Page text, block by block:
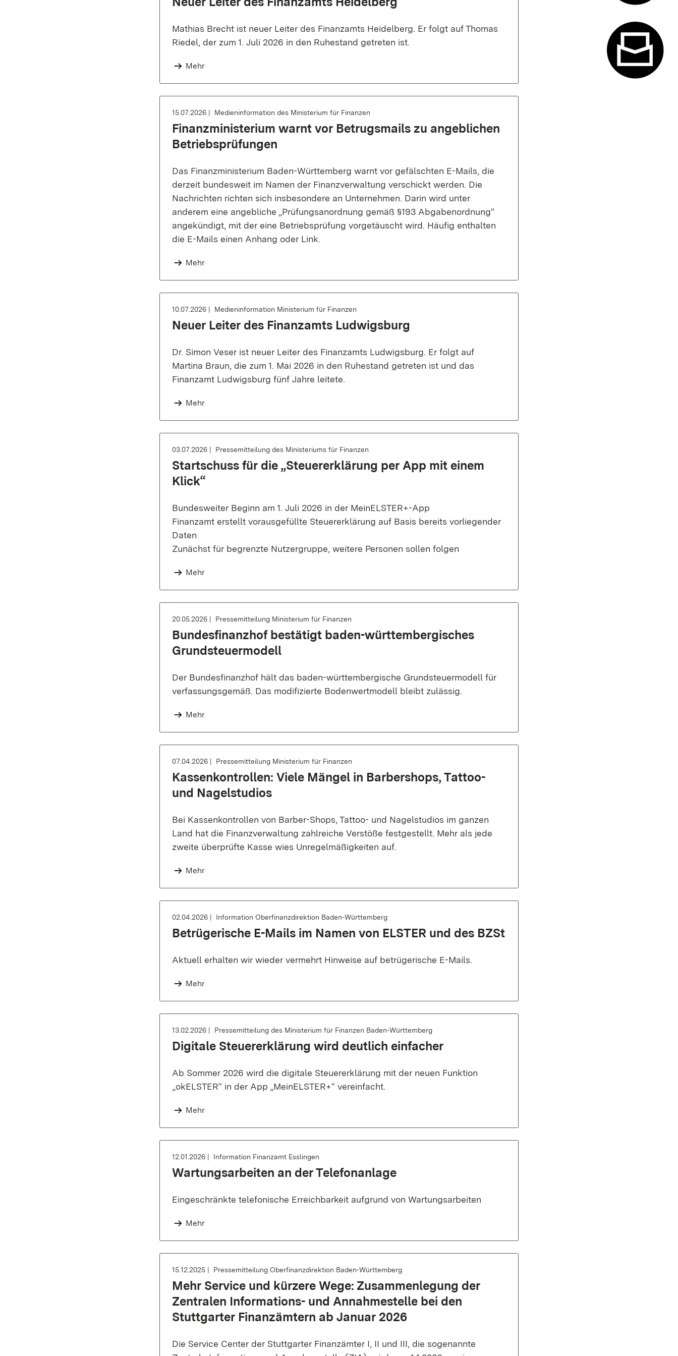
Mathias Brecht ist neuer Leiter des Finanzamts Heidelberg. Er folgt auf Thomas
Riedel, der zum 1. Juli 2026 in den Ruhestand getreten ist.
Mehr
15.07.2026 Medieninformation des Ministerium für Finanzen
Finanzministerium warnt vor Betrugsmails zu angeblichen
Betriebsprüfungen
Das Finanzministerium Baden-Württemberg warnt vor gefälschten E-Mails, die
derzeit bundesweit im Namen der Finanzverwaltung verschickt werden. Die
Nachrichten richten sich insbesondere an Unternehmen. Darin wird unter
anderem eine angebliche „Prüfungsanordnung gemäß §193 Abgabenordnung“
angekündigt, mit der eine Betriebsprüfung vorgetäuscht wird. Häufig enthalten
die E-Mails einen Anhang oder Link.
Mehr
10.07.2026 Medieninformation Ministerium für Finanzen
Neuer Leiter des Finanzamts Ludwigsburg
Dr. Simon Veser ist neuer Leiter des Finanzamts Ludwigsburg. Er folgt auf
Martina Braun, die zum 1. Mai 2026 in den Ruhestand getreten ist und das
Finanzamt Ludwigsburg fünf Jahre leitete.
Mehr
03.07.2026 Pressemitteilung des Ministeriums für Finanzen
Startschuss für die „Steuererklärung per App mit einem
Klick“
Bundesweiter Beginn am 1. Juli 2026 in der MeinELSTER+-App
Finanzamt erstellt vorausgefüllte Steuererklärung auf Basis bereits vorliegender
Daten
Zunächst für begrenzte Nutzergruppe, weitere Personen sollen folgen
Mehr
20.05.2026 Pressemitteilung Ministerium für Finanzen
Bundesfinanzhof bestätigt baden-württembergisches
Grundsteuermodell
Der Bundesfinanzhof hält das baden-württembergische Grundsteuermodell für
verfassungsgemäß. Das modifizierte Bodenwertmodell bleibt zulässig.
Mehr
07.04.2026 Pressemitteilung Ministerium für Finanzen
Kassenkontrollen: Viele Mängel in Barbershops, Tattoo-
und Nagelstudios
Bei Kassenkontrollen von Barber-Shops, Tattoo- und Nagelstudios im ganzen
Land hat die Finanzverwaltung zahlreiche Verstöße festgestellt. Mehr als jede
zweite überprüfte Kasse wies Unregelmäßigkeiten auf.
Mehr
02.04.2026 Information Oberfinanzdirektion Baden-Württemberg
Betrügerische E-Mails im Namen von ELSTER und des BZSt
Aktuell erhalten wir wieder vermehrt Hinweise auf betrügerische E-Mails.
Mehr
13.02.2026 Pressemitteilung des Ministerium für Finanzen Baden-Württemberg
Digitale Steuererklärung wird deutlich einfacher
Ab Sommer 2026 wird die digitale Steuererklärung mit der neuen Funktion
„okELSTER“ in der App „MeinELSTER+“ vereinfacht.
Mehr
12.01.2026 Information Finanzamt Esslingen
Wartungsarbeiten an der Telefonanlage
Eingeschränkte telefonische Erreichbarkeit aufgrund von Wartungsarbeiten
Mehr
15.12.2025 Pressemitteilung Oberfinanzdirektion Baden-Württemberg
Mehr Service und kürzere Wege: Zusammenlegung der
Zentralen Informations- und Annahmestelle bei den
Stuttgarter Finanzämtern ab Januar 2026
Die Service Center der Stuttgarter Finanzämter I, II und III, die sogenannte